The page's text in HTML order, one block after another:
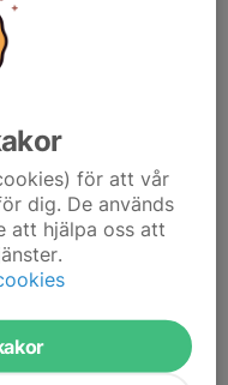
Vad
cups hemsida
så skriv i anmälan
vi vet.
för att vår
dig. De används
att hjälpa oss att